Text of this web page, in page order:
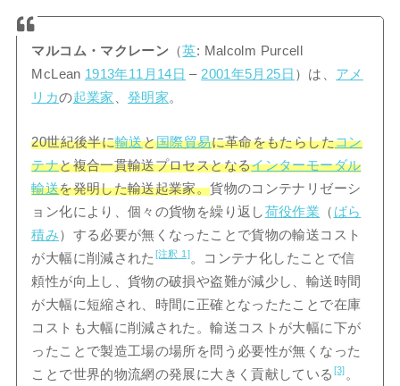
マルコム・マクレーン （英: Malcolm Purcell
McLean 1913年11月14日 – 2001年5月25日 ）は、 アメ
リカの起業家 、発明家。
20世紀後半に輸送と国際貿易に革命をもたらしたコン
テナと複合一貫輸送プロセスとなるインターモーダル
輸送を発明した輸送起業家。貨物のコンテナリゼーシ
ョン化により、個々の貨物を繰り返し荷役作業 （ ばら
積み）する必要が無くなったことで貨物の輸送コスト
が大幅に削減された [注釈 1]。コンテナ化したことで信
頼性が向上し、貨物の破損や盗難が減少し、輸送時間
が大幅に短縮され、時間に正確となったたことで在庫
コストも大幅に削減された。輸送コストが大幅に下が
ったことで製造工場の場所を問う必要性が無くなった
ことで世界的物流網の発展に大きく貢献している [3] 。